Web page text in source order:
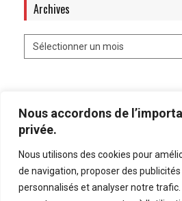
Nous accordons de
privée.
Nous utilisons des cookies pour
de navigation, proposer des
personnalisés et analyser notre
Archives
Mentions légales Politique de